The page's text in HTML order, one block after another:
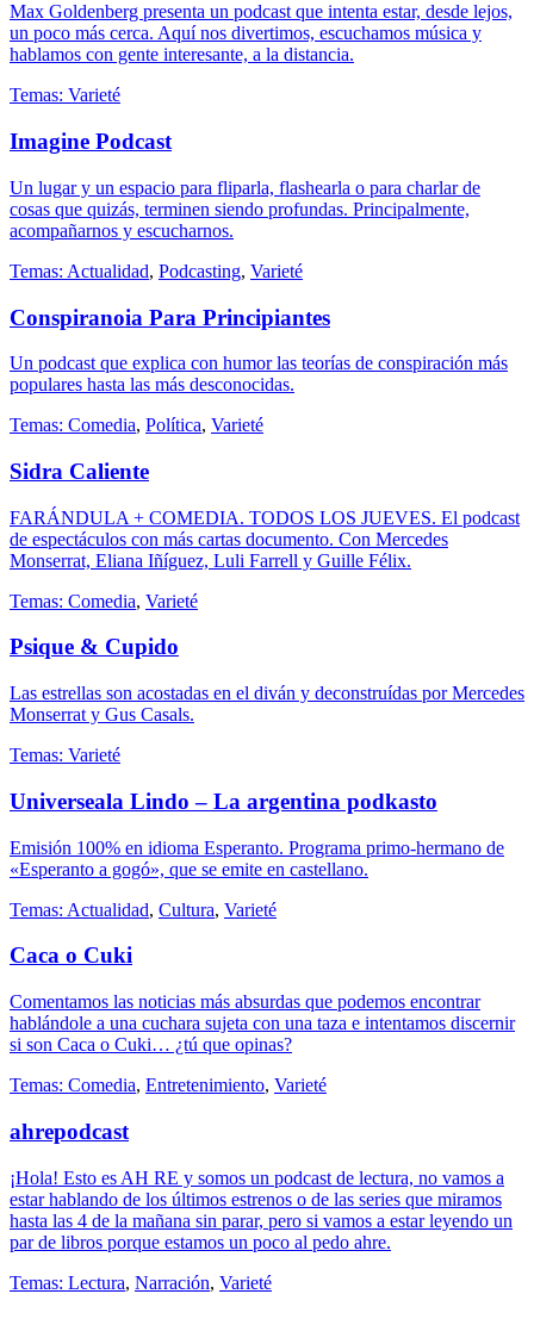
Max Goldenberg presenta un podcast que intenta estar, desde lejos,
un poco más cerca. Aquí nos divertimos, escuchamos música y
hablamos con gente interesante, a la distancia.
Temas: Varieté
Imagine Podcast
Un lugar y un espacio para fliparla, flashearla o para charlar de
cosas que quizás, terminen siendo profundas. Principalmente,
acompañarnos y escucharnos.
Temas: Actualidad, Podcasting, Varieté
Conspiranoia Para Principiantes
Un podcast que explica con humor las teorías de conspiración más
populares hasta las más desconocidas.
Temas: Comedia, Política, Varieté
Sidra Caliente
FARÁNDULA + COMEDIA. TODOS LOS JUEVES. El podcast
de espectáculos con más cartas documento. Con Mercedes
Monserrat, Eliana Iñíguez, Luli Farrell y Guille Félix.
Temas: Comedia, Varieté
Psique & Cupido
Las estrellas son acostadas en el diván y deconstruídas por Mercedes
Monserrat y Gus Casals.
Temas: Varieté
Universeala Lindo – La argentina podkasto
Emisión 100% en idioma Esperanto. Programa primo-hermano de
«Esperanto a gogó», que se emite en castellano.
Temas: Actualidad, Cultura, Varieté
Caca o Cuki
Comentamos las noticias más absurdas que podemos encontrar
hablándole a una cuchara sujeta con una taza e intentamos discernir
si son Caca o Cuki… ¿tú que opinas?
Temas: Comedia, Entretenimiento, Varieté
ahrepodcast
¡Hola! Esto es AH RE y somos un podcast de lectura, no vamos a
estar hablando de los últimos estrenos o de las series que miramos
hasta las 4 de la mañana sin parar, pero si vamos a estar leyendo un
par de libros porque estamos un poco al pedo ahre.
Temas: Lectura, Narración, Varieté